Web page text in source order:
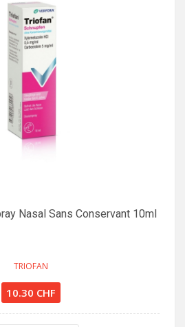
Nasal Sans Conservant 10ml
TRIOFAN
10.30 CHF